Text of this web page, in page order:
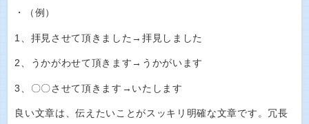
・（例）
1、拝見させて頂きました→拝見しました
2、うかがわせて頂きます→うかがいます
3、〇〇させて頂きます→いたします
良い文章は、伝えたいことがスッキリ明確な文章です。冗長